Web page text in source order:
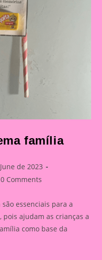
família
de 2023
0 Comments
essenciais para a
ajudam as crianças a
como base da